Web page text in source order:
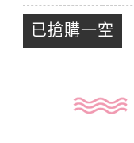
已搶購一空